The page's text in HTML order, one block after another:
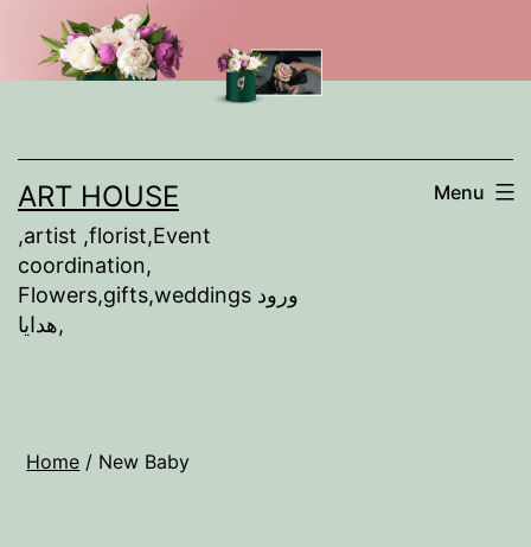
ART HOUSE
,artist ,florist,Event
coordination,
Flowers,gifts,weddings ورود
,هدايا
Menu
Home / New Baby